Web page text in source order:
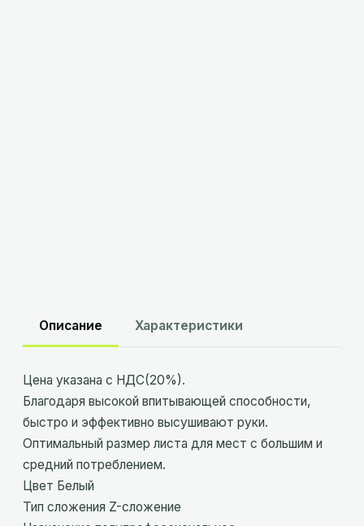
Описание Характеристики
Цена указана с НДС(20%).
Благодаря высокой впитывающей способности,
быстро и эффективно высушивают руки.
Оптимальный размер листа для мест с большим и
средний потреблением.
Цвет Белый
Тип сложения Z-сложение